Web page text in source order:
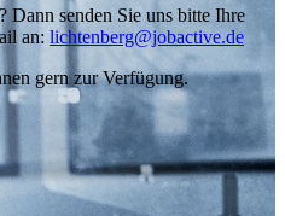
Dann senden Sie uns bitte Ihre
an: lichtenberg@jobactive.de
gern zur Verfügung.